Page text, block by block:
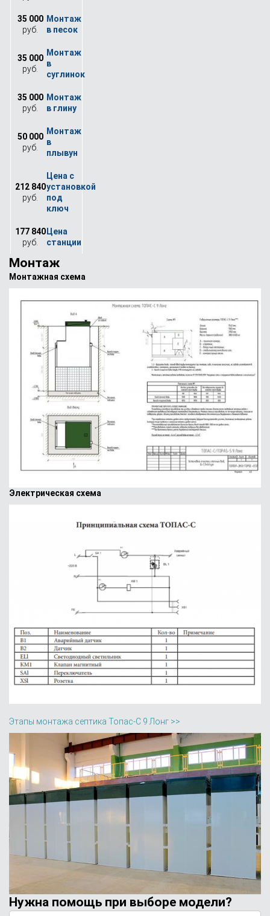
35 000
руб.
35 000
руб.
35 000
руб.
50 000
руб.
212 840
руб.
177 840
руб.
Монтаж
Монтажная схема
Электрическая схема
Этапы монтажа септика Топас-С 9 Лонг >>
Нужна помощь при выборе модели?